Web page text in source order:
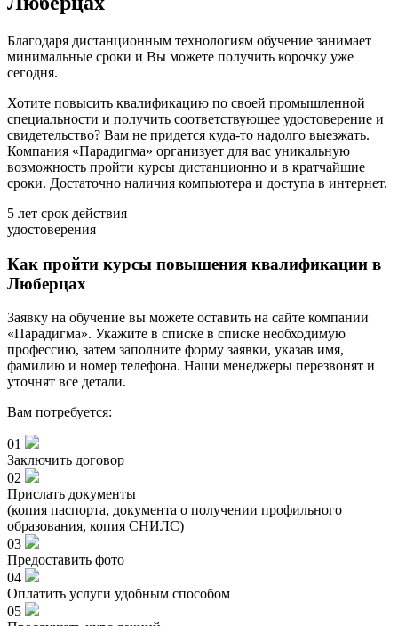
Благодаря дистанционным технологиям обучение занимает
минимальные сроки и Вы можете получить корочку уже
сегодня.
Хотите повысить квалификацию по своей промышленной
специальности и получить соответствующее удостоверение и
свидетельство? Вам не придется куда-то надолго выезжать.
Компания «Парадигма» организует для вас уникальную
возможность пройти курсы дистанционно и в кратчайшие
сроки. Достаточно наличия компьютера и доступа в интернет.
5 лет срок действия
удостоверения
Как пройти курсы повышения квалификации в
Люберцах
Заявку на обучение вы можете оставить на сайте компании
«Парадигма». Укажите в списке в списке необходимую
профессию, затем заполните форму заявки, указав имя,
фамилию и номер телефона. Наши менеджеры перезвонят и
уточнят все детали.
Вам потребуется:
01
Заключить договор
02
Прислать документы
(копия паспорта, документа о получении профильного
образования, копия СНИЛС)
03
Предоставить фото
04
Оплатить услуги удобным способом
05